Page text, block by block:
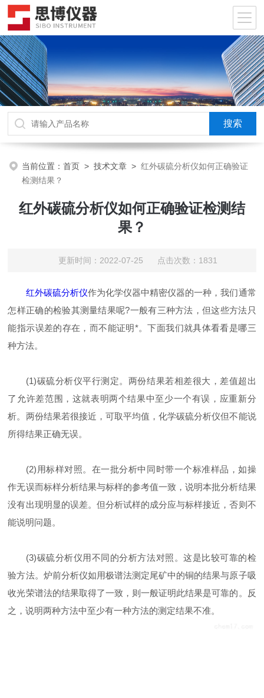
当前位置：首页 >技术文章 >红外碳硫分析仪如何正确验证
检测结果？
红外碳硫分析仪如何正确验证检测结
果？
更新时间：2022-07-25 点击次数：1831
红外碳硫分析仪作为化学仪器中精密仪器的一种，我们通常
怎样正确的检验其测量结果呢?一般有三种方法，但这些方法只
能指示误差的存在，而不能证明*。下面我们就具体看看是哪三
种方法。
(1)碳硫分析仪平行测定。两份结果若相差很大，差值超出
了允许差范围，这就表明两个结果中至少一个有误，应重新分
析。两份结果若很接近，可取平均值，化学碳硫分析仪但不能说
所得结果正确无误。
(2)用标样对照。在一批分析中同时带一个标准样品，如操
作无误而标样分析结果与标样的参考值一致，说明本批分析结果
没有出现明显的误差。但分析试样的成分应与标样接近，否则不
能说明问题。
(3)碳硫分析仪用不同的分析方法对照。这是比较可靠的检
验方法。炉前分析仪如用极谱法测定尾矿中的铜的结果与原子吸
收光荣谱法的结果取得了一致，则一般证明此结果是可靠的。反
之，说明两种方法中至少有一种方法的测定结果不准。